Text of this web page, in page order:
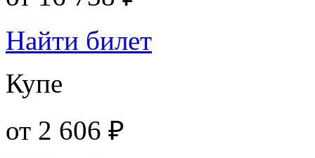
Найти билет
Купе
от 2 606 ₽